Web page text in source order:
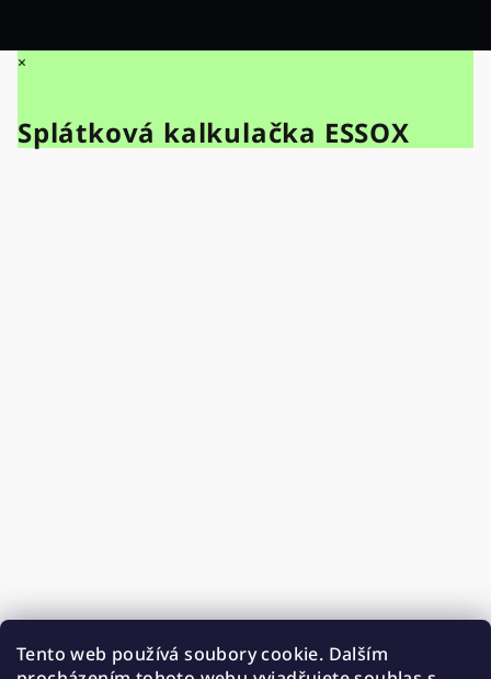
Tento web používá soubory cookie. Dalším
×
Splátková kalkulačka ESSOX